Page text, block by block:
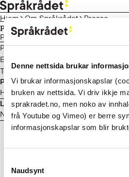
Denne nettsida brukar
Vi brukar informasjonskapslar
bruken av nettsida. Vi driv ikkje
sprakradet.no, men noko av
frå Youtube og Vimeo) er berre
informasjonskapslar som blir
Selection
Naudsynt
HOPP
TIL
HOVEDINNHOLD
Hjem
Om Språkrådet
Presse
Presse
Pressekontakt, pressebilder, logo
Pressekontakt:Karoline Johnsrud
E-post:
Telefon: 99 32 62 21
Pressebilder
Høyoppløselige bilder av
Last ned logo
Norsk, kvensk og engelsk